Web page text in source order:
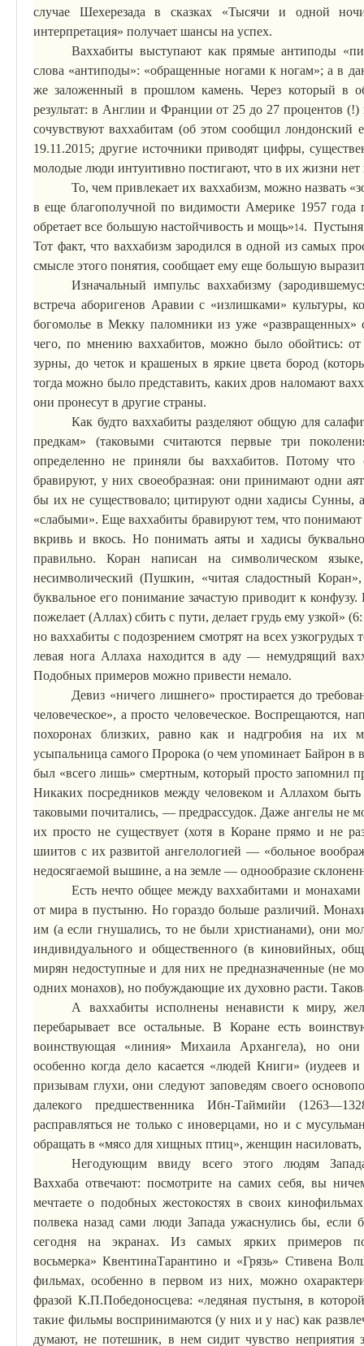
случае Шехерезада в сказках «Тысячи и одной
интерпретация» получает шансы на успех.
Ваххабиты выступают как прямые антиподы
слова «антиподы»: «обращенные ногами к ногам»; а в
же заложенный в прошлом камень. Через который в
результат: в Англии и Франции от 25 до 27 процентов
сочувствуют ваххабитам (об этом сообщил лондонский
19.11.2015; другие источники приводят цифры,
молодые люди интуитивно постигают, что в их жизни нет
То, чем привлекает их ваххабизм, можно назвать
в еще благополучной по видимости Америке 1957 года
обретает все большую настойчивость и мощь»14. Пустыня
Тот факт, что ваххабизм зародился в одной из самых
смысле этого понятия, сообщает ему еще большую
Изначальный импульс ваххабизму
встреча аборигенов Аравии с «излишками» культуры,
богомолье в Мекку паломники из уже «развращенных»
чего, по мнению ваххабитов, можно было обойтись:
зурны, до четок и крашеных в яркие цвета бород
тогда можно было представить, каких дров наломают
они пронесут в другие страны.
Как будто ваххабиты разделяют общую для
предкам» (таковыми считаются первые три
определенно не приняли бы ваххабитов. Потому
бравируют, у них своеобразная: они принимают одни
бы их не существовало; цитируют одни хадисы Сунны, а
«слабыми». Еще ваххабиты бравируют тем, что
вкривь и вкось. Но пониматьаяты и хадисы
правильно. Коран написан на символическом
несимволический (Пушкин, «читая сладостный
буквальное его понимание зачастую приводит к
пожелает (Аллах) сбить с пути, делает грудь ему узкой»
но ваххабиты с подозрением смотрят на всех узкогрудых
левая нога Аллаха находится в аду — немудрящий
Подобных примеров можно привести немало.
Девиз «ничего лишнего» простирается до
человеческое», а просто человеческое. Воспрещаются,
похоронах близких, равно как и надгробия на их
усыпальница самого Пророка (о чем упоминает Байрон
был «всего лишь» смертным, который просто запомнил
Никаких посредников между человеком и Аллахом
таковыми почитались, — предрассудок. Даже ангелы не
их просто не существует (хотя в Коране прямо и не
шиитов с их развитойангелологией — «больное
недосягаемой вышине, а на земле — однообразие
Есть нечто общее между ваххабитами и
от мира в пустыню. Но гораздо больше различий.
им (а если гнушались, то не были христианами), они
индивидуального и общественного (в киновийных,
мирян недоступные и для них не предназначенные (не
одних монахов), но побуждающие их духовно расти.
А ваххабиты исполнены ненависти к миру,
перебарывает все остальные. В Коране есть
воинствующая «линия» Михаила Архангела), но
особенно когда дело касается «людей Книги»
призывам глухи, они следуют заповедям своего
далекого предшественникаИбн-Таймийи
расправляться не только с иноверцами, но и с
обращать в «мясо для хищных птиц», женщин насиловать,
Негодующим ввиду всего этого людям
Ваххаба отвечают: посмотрите на самих себя, вы
мечтаете о подобных жестокостях в своих
полвека назад сами люди Запада ужаснулись бы,
сегодня на экранах. Из самых ярких примеров
восьмерка»КвентинаТарантино и «Грязь» Стивена
фильмах, особенно в первом из них, можно
фразой К.П.Победоносцева: «ледяная пустыня, в
такие фильмы воспринимаются (у них и у нас) как
думают, не потешник, в нем сидит чувство неприятия